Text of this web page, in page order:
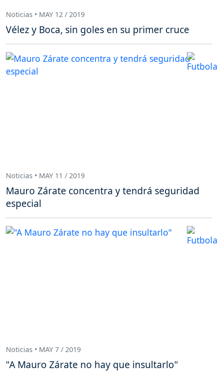
Noticias • MAY 12 / 2019
Vélez y Boca, sin goles en su primer cruce
Noticias • MAY 11 / 2019
Mauro Zárate concentra y tendrá seguridad
especial
Noticias • MAY 7 / 2019
"A Mauro Zárate no hay que insultarlo"